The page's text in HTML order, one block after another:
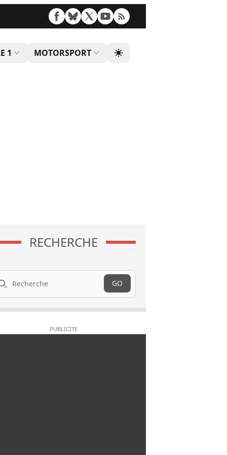
1 MOTORSPORT
RECHERCHE
GO